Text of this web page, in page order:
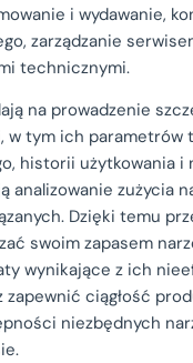
i wydawanie,
zarządzanie
technicznymi.
na prowadzenie
w tym ich parametrów
historii użytkowania i
analizowanie zużycia
Dzięki temu
swoim zapasem
wynikające z ich
zapewnić ciągłość
niezbędnych